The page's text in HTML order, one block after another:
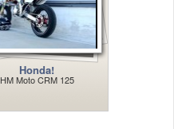
Honda!
HM Moto CRM 125